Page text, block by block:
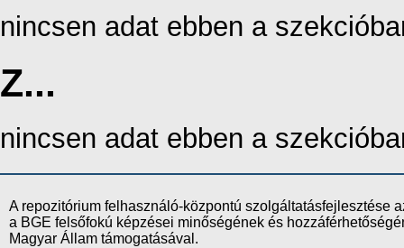
nincsen adat ebben a
Z...
nincsen adat ebben a
A repozitórium felhasználó-központú szolgáltatásfejlesztése
a BGE felsőfokú képzései minőségének és
Magyar Állam támogatásával.